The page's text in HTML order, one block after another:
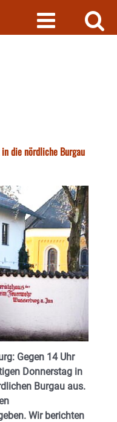
die nördliche Burgau
Gegen 14 Uhr
Donnerstag in
Burgau aus.
Wir berichten